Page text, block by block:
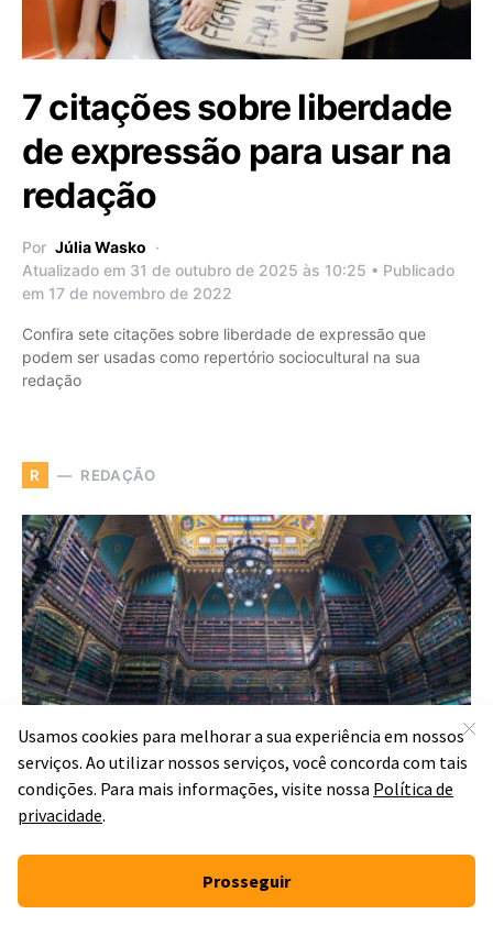
7 citações sobre liberdade
de expressão para usar na
redação
Por Júlia Wasko
Atualizado em 31 de outubro de 2025 às 10:25 • Publicado
em 17 de novembro de 2022
Confira sete citações sobre liberdade de expressão que
podem ser usadas como repertório sociocultural na sua
redação
R REDAÇÃO
19 citações de livros que
podem ser usadas como